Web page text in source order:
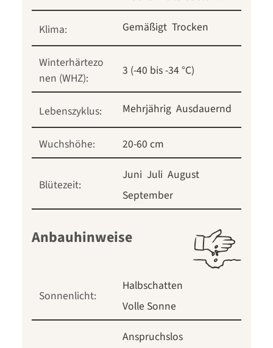
Klima: Gemäßigt Trocken
Winterhärtezo
nen (WHZ):
3 (-40 bis -34 °C)
Lebenszyklus: Mehrjährig Ausdauernd
Wuchshöhe: 20-60 cm
Blütezeit:
Juni Juli August
September
Anbauhinweise
Sonnenlicht:
Halbschatten
Volle Sonne
Anspruchslos